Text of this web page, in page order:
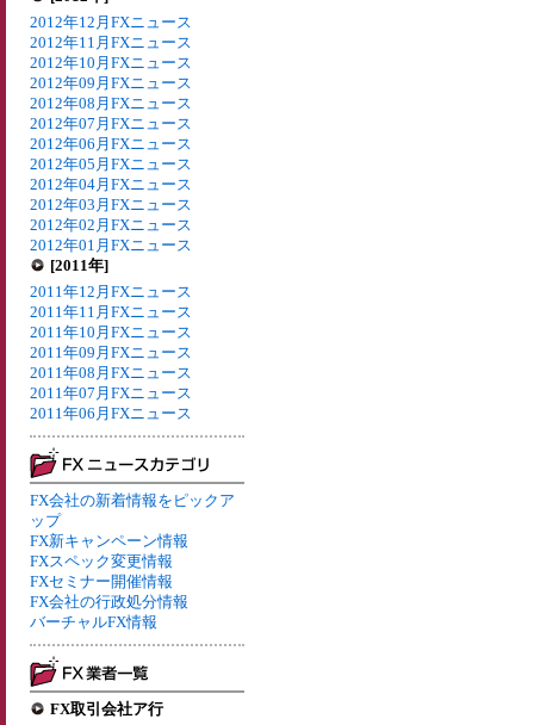
2012年12月FXニュース
2012年11月FXニュース
2012年10月FXニュース
2012年09月FXニュース
2012年08月FXニュース
2012年07月FXニュース
2012年06月FXニュース
2012年05月FXニュース
2012年04月FXニュース
2012年03月FXニュース
2012年02月FXニュース
2012年01月FXニュース
[2011年]
2011年12月FXニュース
2011年11月FXニュース
2011年10月FXニュース
2011年09月FXニュース
2011年08月FXニュース
2011年07月FXニュース
2011年06月FXニュース
FX会社の新着情報をピックア
ップ
FX新キャンペーン情報
FXスペック変更情報
FXセミナー開催情報
FX会社の行政処分情報
バーチャルFX情報
FX取引会社ア行